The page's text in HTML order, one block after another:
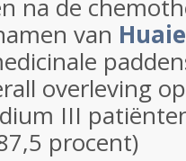
na de
van
overleving
III
procent)